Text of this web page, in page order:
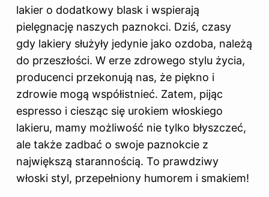
lakier o dodatkowy blask i wspierają
pielęgnację naszych paznokci. Dziś, czasy
gdy lakiery służyły jedynie jako ozdoba, należą
do przeszłości. W erze zdrowego stylu życia,
producenci przekonują nas, że piękno i
zdrowie mogą współistnieć. Zatem, pijąc
espresso i ciesząc się urokiem włoskiego
lakieru, mamy możliwość nie tylko błyszczeć,
ale także zadbać o swoje paznokcie z
największą starannością. To prawdziwy
włoski styl, przepełniony humorem i smakiem!